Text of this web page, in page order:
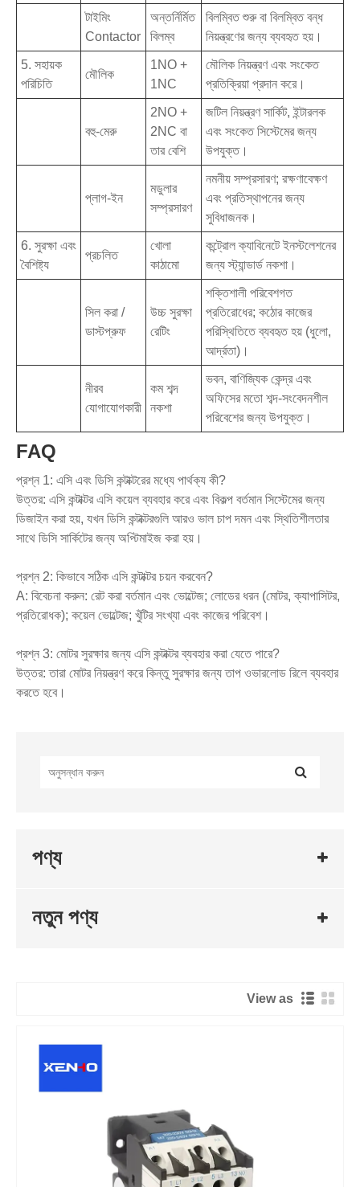
টাইমিং
Contactor
অন্তর্নির্মিত
বিলম্ব
বিলম্বিত শুরু বা বিলম্বিত বন্ধ
নিয়ন্ত্রণের জন্য ব্যবহৃত হয়।
5. সহায়ক
পরিচিতি
মৌলিক
1NO +
1NC
মৌলিক নিয়ন্ত্রণ এবং সংকেত
প্রতিক্রিয়া প্রদান করে।
বহু-মেরু
2NO +
2NC বা
তার বেশি
জটিল নিয়ন্ত্রণ সার্কিট, ইন্টারলক
এবং সংকেত সিস্টেমের জন্য
উপযুক্ত।
প্লাগ-ইন
মডুলার
সম্প্রসারণ
নমনীয় সম্প্রসারণ; রক্ষণাবেক্ষণ
এবং প্রতিস্থাপনের জন্য
সুবিধাজনক।
6. সুরক্ষা এবং
বৈশিষ্ট্য
প্রচলিত
খোলা
কাঠামো
কন্ট্রোল ক্যাবিনেটে ইনস্টলেশনের
জন্য স্ট্যান্ডার্ড নকশা।
সিল করা /
ডাস্টপ্রুফ
উচ্চ সুরক্ষা
রেটিং
শক্তিশালী পরিবেশগত
প্রতিরোধের; কঠোর কাজের
পরিস্থিতিতে ব্যবহৃত হয় (ধুলো,
আর্দ্রতা)।
নীরব
যোগাযোগকারী
কম শব্দ
নকশা
ভবন, বাণিজ্যিক কেন্দ্র এবং
অফিসের মতো শব্দ-সংবেদনশীল
পরিবেশের জন্য উপযুক্ত।
FAQ
প্রশ্ন 1: এসি এবং ডিসি কন্টাক্টরের মধ্যে পার্থক্য কী?
উত্তর: এসি কন্টাক্টর এসি কয়েল ব্যবহার করে এবং বিকল্প বর্তমান সিস্টেমের জন্য
ডিজাইন করা হয়, যখন ডিসি কন্টাক্টরগুলি আরও ভাল চাপ দমন এবং স্থিতিশীলতার
সাথে ডিসি সার্কিটের জন্য অপ্টিমাইজ করা হয়।
প্রশ্ন 2: কিভাবে সঠিক এসি কন্টাক্টর চয়ন করবেন?
A: বিবেচনা করুন: রেট করা বর্তমান এবং ভোল্টেজ; লোডের ধরন (মোটর, ক্যাপাসিটর,
প্রতিরোধক); কয়েল ভোল্টেজ; খুঁটির সংখ্যা এবং কাজের পরিবেশ।
প্রশ্ন 3: মোটর সুরক্ষার জন্য এসি কন্টাক্টর ব্যবহার করা যেতে পারে?
উত্তর: তারা মোটর নিয়ন্ত্রণ করে কিন্তু সুরক্ষার জন্য তাপ ওভারলোড রিলে ব্যবহার
করতে হবে।
পণ্য
নতুন পণ্য
View as